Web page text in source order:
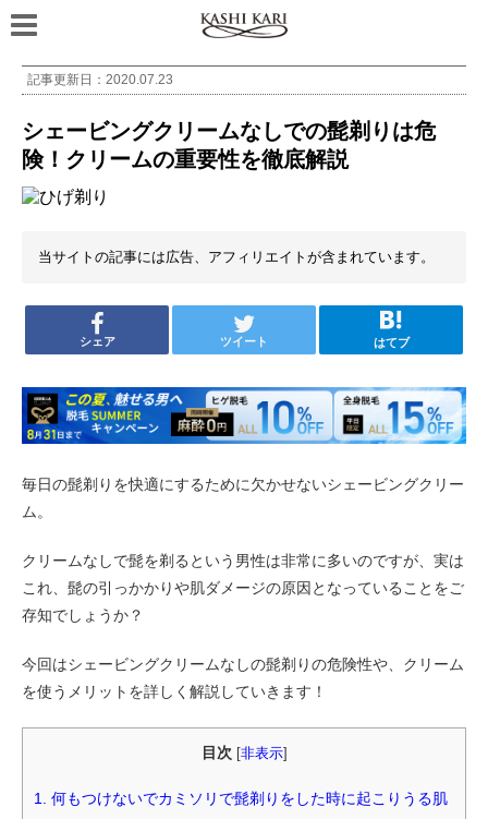
記事更新日： 2020.07.23
シェービングクリームなしでの髭剃りは危
険！クリームの重要性を徹底解説
当サイトの記事には広告、アフィリエイトが含まれています。
シェア ツイート はてブ
毎日の髭剃りを快適にするために欠かせないシェービングクリー
ム。
クリームなしで髭を剃るという男性は非常に多いのですが、実は
これ、髭の引っかかりや肌ダメージの原因となっていることをご
存知でしょうか？
今回はシェービングクリームなしの髭剃りの危険性や、クリーム
を使うメリットを詳しく解説していきます！
目次 非表示]
1. 何もつけないでカミソリで髭剃りをした時に起こりうる肌